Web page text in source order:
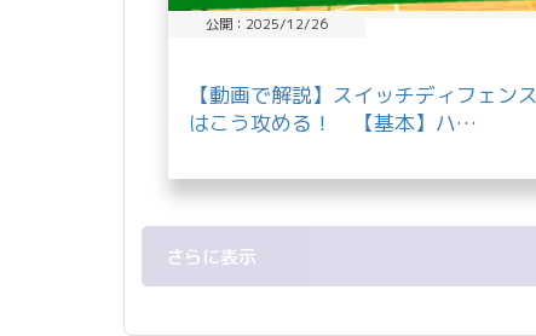
公開：2025/12/26
【動画で解説】スイッチディフェンス
はこう攻める！ 【基本】ハ…
さらに表示